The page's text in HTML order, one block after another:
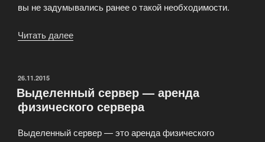
вы не задумывались ранее о такой необходимости.
Читать далее
ОПУБЛИКОВАНО
26.11.2015
Выделенный сервер — аренда
физического сервера
Выделенный сервер — это аренда физического